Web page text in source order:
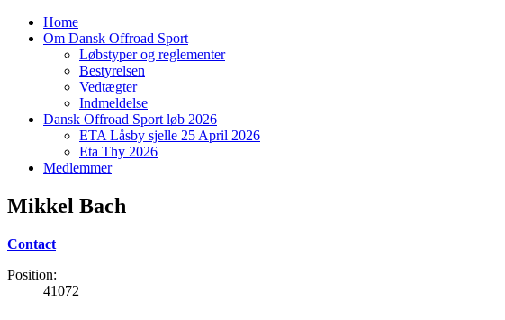
Home
Om Dansk Offroad Sport
Løbstyper og reglementer
Bestyrelsen
Vedtægter
Indmeldelse
Dansk Offroad Sport løb 2026
ETA Låsby sjelle 25 April 2026
Eta Thy 2026
Medlemmer
Mikkel Bach
Contact
Position:
41072